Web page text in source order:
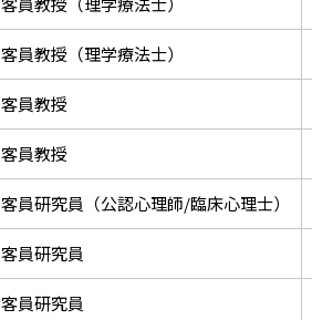
客員教授（理学療法士）
客員教授
客員教授
客員研究員（公認心理師/臨床心理士）
客員研究員
客員研究員